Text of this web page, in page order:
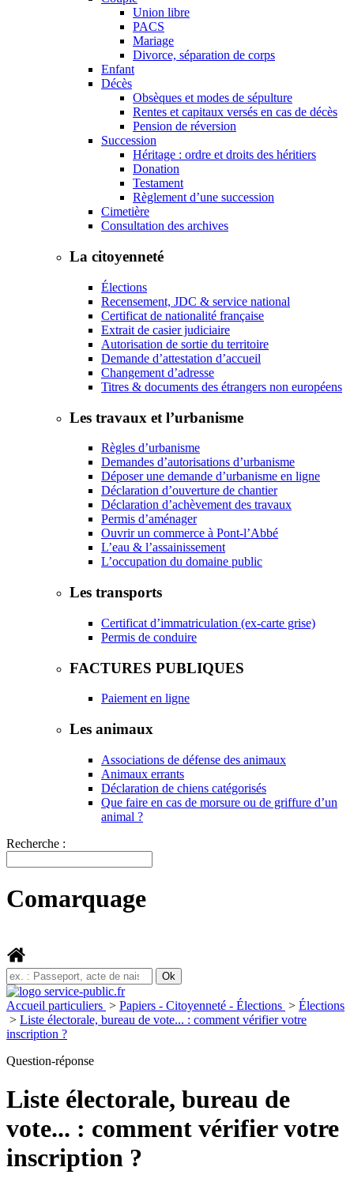
Union libre
PACS
Mariage
Divorce, séparation de corps
Enfant
Décès
Obsèques et modes de sépulture
Rentes et capitaux versés en cas de décès
Pension de réversion
Succession
Héritage : ordre et droits des héritiers
Donation
Testament
Règlement d’une succession
Cimetière
Consultation des archives
La citoyenneté
Élections
Recensement, JDC & service national
Certificat de nationalité française
Extrait de casier judiciaire
Autorisation de sortie du territoire
Demande d’attestation d’accueil
Changement d’adresse
Titres & documents des étrangers non européens
Les travaux et l’urbanisme
Règles d’urbanisme
Demandes d’autorisations d’urbanisme
Déposer une demande d’urbanisme en ligne
Déclaration d’ouverture de chantier
Déclaration d’achèvement des travaux
Permis d’aménager
Ouvrir un commerce à Pont-l’Abbé
L’eau & l’assainissement
L’occupation du domaine public
Les transports
Certificat d’immatriculation (ex-carte grise)
Permis de conduire
FACTURES PUBLIQUES
Paiement en ligne
Les animaux
Associations de défense des animaux
Animaux errants
Déclaration de chiens catégorisés
Que faire en cas de morsure ou de griffure d’un
animal ?
Recherche :
Comarquage
Accueil particuliers > Papiers - Citoyenneté - Élections > Élections
> Liste électorale, bureau de vote... : comment vérifier votre
inscription ?
Question-réponse
Liste électorale, bureau de
vote... : comment vérifier votre
inscription ?